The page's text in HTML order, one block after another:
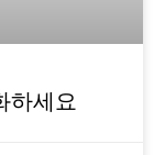
하세요